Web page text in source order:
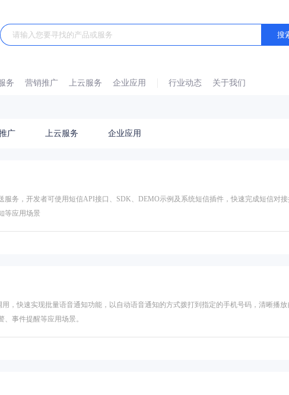
务 营销推广 上云服务 企业应用 行业动态 关于我们
广 上云服务 企业应用
服务，开发者可使用短信API接口、SDK、DEMO示例及系统短信插件，快速完成短信对
等应用场景
，快速实现批量语音通知功能，以自动语音通知的方式拨打到指定的手机号码，清晰播放
事件提醒等应用场景。